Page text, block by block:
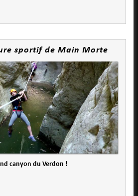
sportif de Main Morte
canyon du Verdon !